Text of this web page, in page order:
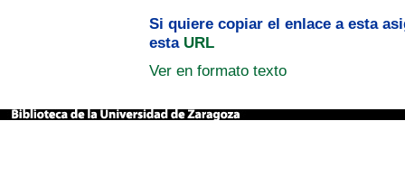
Si quiere copiar el enlace a esta
esta URL
Ver en formato texto